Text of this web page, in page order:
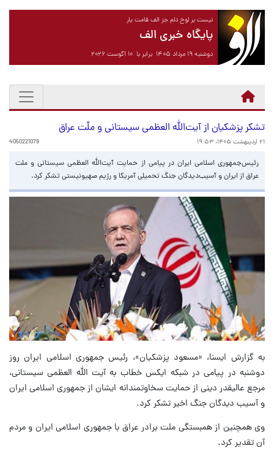
نیست بر لوح دلم جز الف قامت یار
پایگاه خبری الف
دوشنبه ۱۹ مرداد ۱۴۰۵ برابر با ۱۰ آگوست ۲۰۲۶
تشکر پزشکیان از آیت‌الله العظمی سیستانی و ملّت عراق
۲۱ اردیبهشت ۱۴۰۵، ۱۹:۵۳ 4050221079
رئیس‌جمهوری اسلامی ایران در پیامی از حمایت آیت‌الله العظمی سیستانی و ملت
عراق از ایران و آسیب‌دیدگان جنگ تحمیلی آمریکا و رژیم صهیونیستی تشکر کرد.
به گزارش ایسنا، «مسعود پزشکیان»، رئیس جمهوری اسلامی ایران روز
دوشنبه در پیامی در شبکه ایکس خطاب به آیت الله العظمی سیستانی،
مرجع عالیقدر دینی از حمایت سخاوتمندانه ایشان از جمهوری اسلامی ایران
و آسیب دیدگان جنگ اخیر تشکر کرد.
وی همچنین از همبستگی ملت برادر عراق با جمهوری اسلامی ایران و مردم
آن تقدیر کرد.